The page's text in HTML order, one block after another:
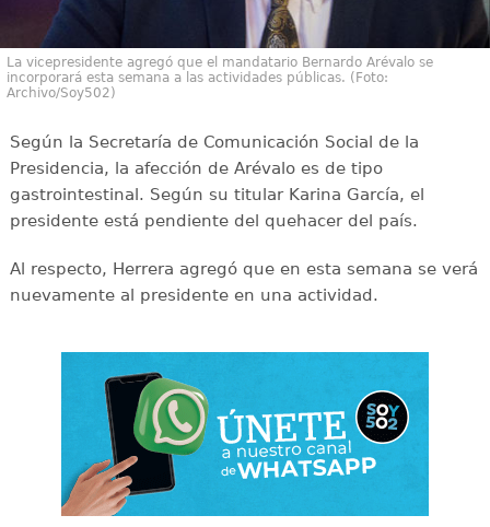
La vicepresidente agregó que el mandatario Bernardo Arévalo se
incorporará esta semana a las actividades públicas. (Foto:
Archivo/Soy502)
Según la Secretaría de Comunicación Social de la
Presidencia, la afección de Arévalo es de tipo
gastrointestinal. Según su titular Karina García, el
presidente está pendiente del quehacer del país.
Al respecto, Herrera agregó que en esta semana se verá
nuevamente al presidente en una actividad.